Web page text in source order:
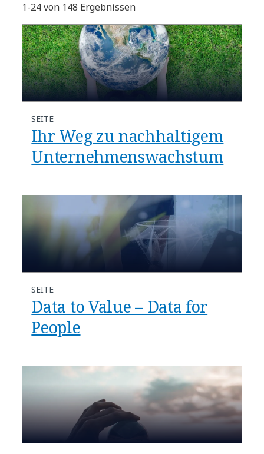
1-24 von 148 Ergebnissen
SEITE
Ihr Weg zu nachhaltigem
Unternehmenswachstum
SEITE
Data to Value – Data for
People